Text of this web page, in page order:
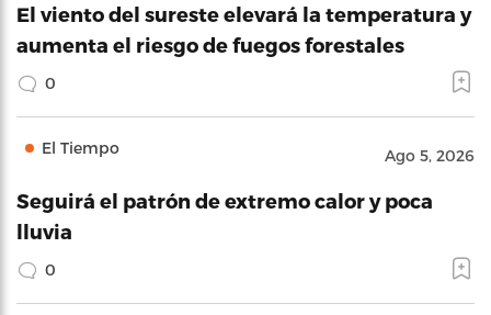
El viento del sureste elevará la temperatura y
aumenta el riesgo de fuegos forestales
0
El Tiempo Ago 5, 2026
Seguirá el patrón de extremo calor y poca
lluvia
0